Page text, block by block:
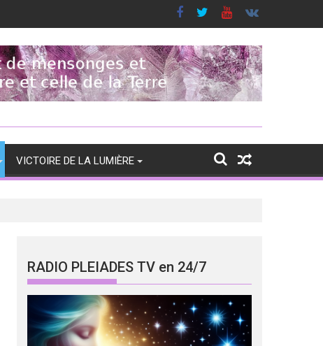
VICTOIRE DE LA LUMIÈRE
RADIO PLEIADES TV en 24/7